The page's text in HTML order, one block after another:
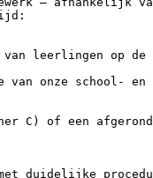
leerlingen op de
onze school- en
C) of een
duidelijke